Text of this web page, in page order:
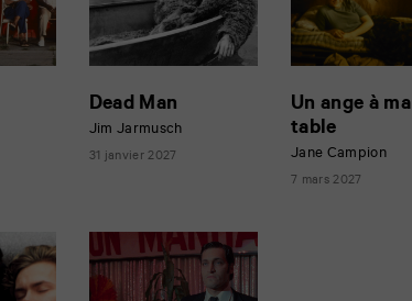
Dead Man
Jim Jarmusch
31 janvier 2027
Un ange à ma
table
Jane Campion
7 mars 2027